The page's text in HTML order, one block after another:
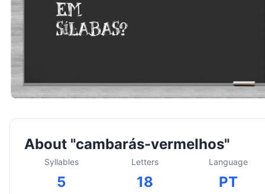
About "cambarás-vermelhos"
Syllables
5
Letters
18
Language
PT